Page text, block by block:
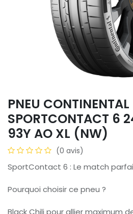
PNEU CONTINENTAL
SPORTCONTACT 6
93Y AO XL (NW)
(0 avis)
SportContact 6 : Le match
Pourquoi choisir ce pneu ?
Black Chili pour allier maximum